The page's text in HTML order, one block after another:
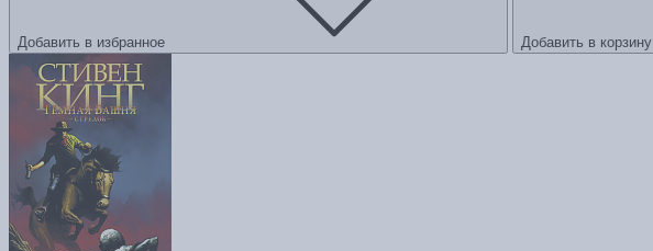
Добавить в избранное Добавить в корзину